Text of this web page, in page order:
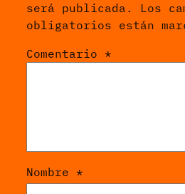
será publicada.
Los
obligatorios están
Comentario *
Nombre *